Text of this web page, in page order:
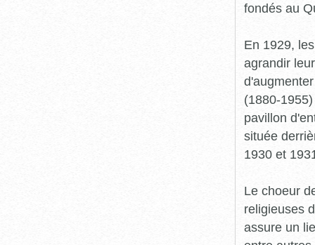
fondés au
En 1929,
agrandir
(1880-
pavillon
située
1930 et
Le choeur
religieuses
assure un